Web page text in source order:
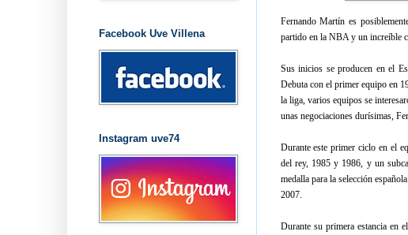
Fernando Martín es
partido en la NBA y un increíble
Sus inicios se producen en el
Debuta con el primer equipo en
la liga, varios equipos se
unas negociaciones durísimas,
Durante este primer ciclo en el
del rey, 1985 y 1986, y un
medalla para la selección
2007.
Durante su primera estancia en
Facebook Uve Villena
Instagram uve74